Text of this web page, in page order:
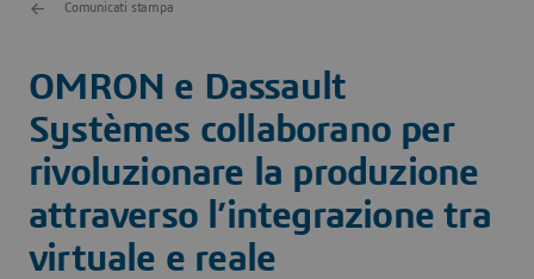
Comunicati stampa
OMRON e Dassault
Systèmes collaborano per
rivoluzionare la produzione
attraverso l’integrazione tra
virtuale e reale